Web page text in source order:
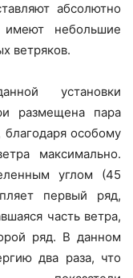
абсолютно
небольшие
ветряков.
установки
размещена пара
особому
максимально.
углом (45
первый ряд,
часть ветра,
ряд. В данном
два раза, что